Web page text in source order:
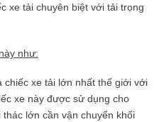
xe tải chuyên biệt với tải trọng
như:
chiếc xe tải lớn nhất thế giới với
xe này được sử dụng cho
lớn cần vận chuyển khối